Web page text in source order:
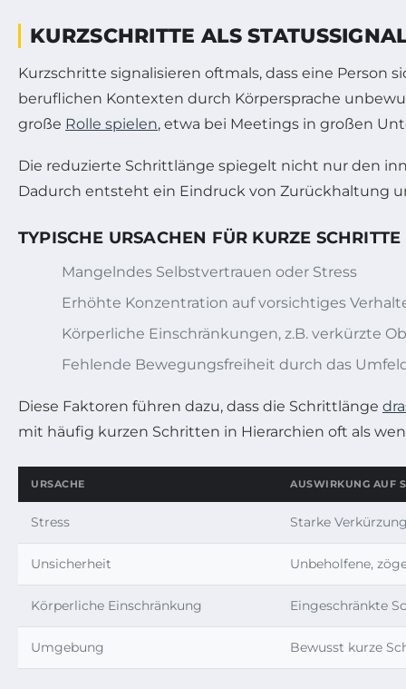
KURZSCHRITTE ALS
Kurzschritte signalisieren oftmals, dass eine Person
beruflichen Kontexten durch Körpersprache
große Rolle spielen, etwa bei Meetings in großen
Die reduzierte Schrittlänge spiegelt nicht nur den
Dadurch entsteht ein Eindruck von Zurückhaltung
TYPISCHE URSACHEN FÜR KURZE SCHRITTE
Mangelndes Selbstvertrauen oder Stress
Erhöhte Konzentration auf vorsichtiges
Körperliche Einschränkungen, z.B. verkürzte
Fehlende Bewegungsfreiheit durch das
Diese Faktoren führen dazu, dass die Schrittlänge
mit häufig kurzen Schritten in Hierarchien oft als
URSACHE AUSWIRKUNG AUF
Stress Starke
Unsicherheit Unbeholfene,
Körperliche Einschränkung Eingeschränkte
Umgebung Bewusst kurze